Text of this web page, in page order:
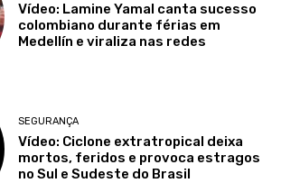
Vídeo: Lamine Yamal canta sucesso
colombiano durante férias em
Medellín e viraliza nas redes
SEGURANÇA
Vídeo: Ciclone extratropical deixa
mortos, feridos e provoca estragos
no Sul e Sudeste do Brasil